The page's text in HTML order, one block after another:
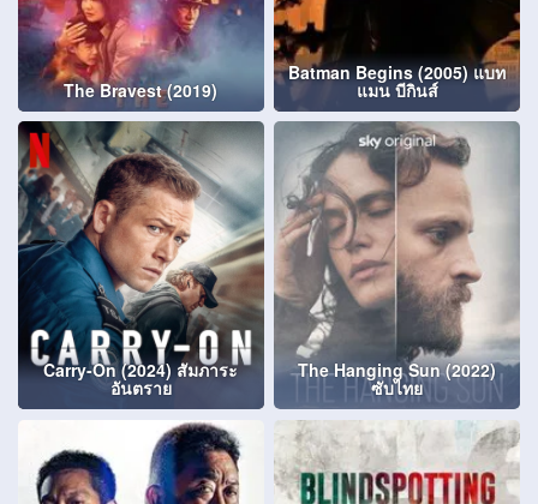
The Bravest (2019)
Batman Begins (2005) แบท
แมน บีกินส์
Carry-On (2024) สัมภาระ
อันตราย
The Hanging Sun (2022)
ซับไทย